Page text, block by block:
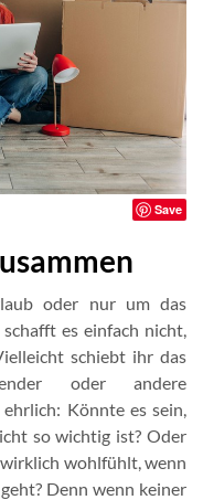
Save
oder nur um das
es einfach nicht,
schiebt ihr das
oder andere
Könnte es sein,
so wichtig ist? Oder
wohlfühlt, wenn
Denn wenn keiner